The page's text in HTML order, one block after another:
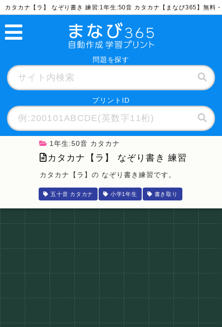
カタカナ【ラ】 なぞり書き 練習:1年生:50音 カタカナ【まなび365】無料
問題を探す
プリントID
1年生:50音 カタカナ
カタカナ【ラ】 なぞり書き 練習
カタカナ【ラ】の なぞり書き練習です。
五十音 カタカナ 小学1年生 書き取り